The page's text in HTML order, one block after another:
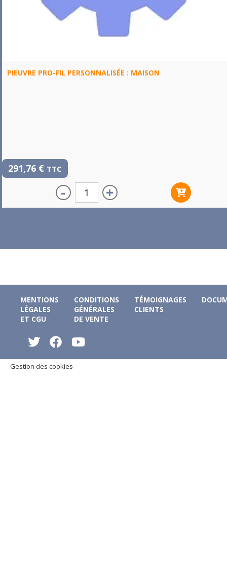
PIEUVRE PRO-FIL PERSONNALISÉE : MAISON
291,76 € TTC
- +
MENTIONS
LÉGALES
ET CGU
CONDITIONS
GÉNÉRALES
DE VENTE
TÉMOIGNAGES
CLIENTS
Gestion des cookies